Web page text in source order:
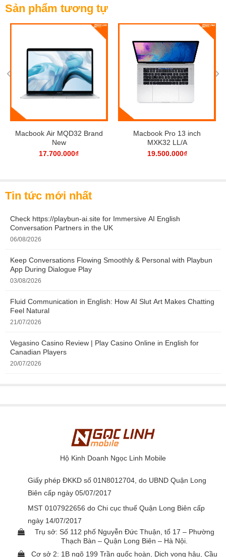
Sản phẩm được trang bị thiết kế Unibody vốn có
của Apple. Thiết kế này được sử dụng chất liệu
nhôm tạo thành nguyên khối sang trọng. Máy sở
hữu trọng lượng 1.37kg và kích thước tổng thể
nhỏ gọn bao gồm 30.41 x 21.24 x 1.49 cm. Với
phiên bản MR9Q2 đây là màu xám (Gray) sang
trọng vốn thấy trên các sản phẩm trong hệ sinh
thái Apple.
Macbook Pro Retina 13inch MR9Q2 được trang
bị cấu hình mạnh mẽ Intel Core i5 4 nhân
2.3GHz, Turbo Boost lên tới 3.8GHz. Với Ram
trữ thông tin tài liệu hoàn hảo, card đồ họa Intel
Iris Plus Graphics 655 hỗ trợ lí tưởng cho công
Chip Apple T2
Trên Macbook Pro Retina 13inch MR9Q2, một
mình chip T2 đảm nhận hết tất cả các tác vụ điều
thể đảm bảo hiệu năng của máy ở mức tối ưu
nhất trong khi tăng cường tính bảo mật. Nó cũng
sẽ boot máy 2 lần để đảm bảo an toàn, không bị
khi không làm chậm hay kéo dài thời gian boot.
cảm biến vân tay và các thao tác xác thực.
Màn hình Retina công nghệ True Tone
Sản phẩm tương tự
Macbook Air MQD32 Brand
New
17.700.000₫
Macbook Pro 13 inch
MXK32 LL/A
19.500.000₫
Tin tức mới nhất
Check https://playbun-ai.site for Immersive AI English
Conversation Partners in the UK
06/08/2026
Keep Conversations Flowing Smoothly & Personal with Playbun
App During Dialogue Play
03/08/2026
Fluid Communication in English: How AI Slut Art Makes Chatting
Feel Natural
21/07/2026
Vegasino Casino Review | Play Casino Online in English for
Canadian Players
20/07/2026
Hộ Kinh Doanh Ngọc Linh Mobile
Giấy phép ĐKKD số 01N8012704, do UBND Quận Long
Biên cấp ngày 05/07/2017
MST 0107922656 do Chi cục thuế Quận Long Biên cấp
ngày 14/07/2017
Trụ sở: Số 112 phố Nguyễn Đức Thuận, tổ 17 – Phường
Thạch Bàn – Quận Long Biên – Hà Nội.
Cơ sở 2: 1B ngõ 199 Trần quốc hoàn, Dịch vọng hậu, Cầu